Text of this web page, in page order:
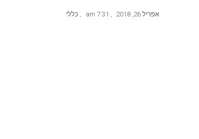
אפריל 26, 2018 כללי